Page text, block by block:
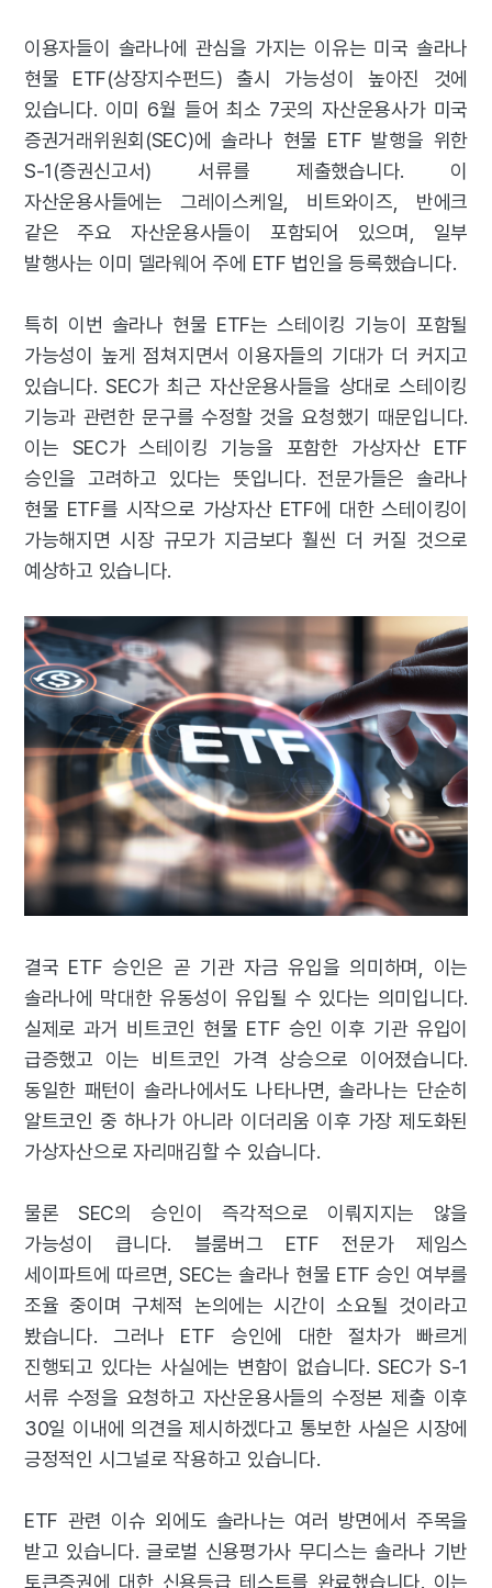
이용자들이 솔라나에 관심을 가지는 이유는 미국 솔라나
현물 ETF(상장지수펀드) 출시 가능성이 높아진 것에
있습니다. 이미 6월 들어 최소 7곳의 자산운용사가 미국
증권거래위원회(SEC)에 솔라나 현물 ETF 발행을 위한
S-1(증권신고서) 서류를 제출했습니다. 이
자산운용사들에는 그레이스케일, 비트와이즈, 반에크
같은 주요 자산운용사들이 포함되어 있으며, 일부
발행사는 이미 델라웨어 주에 ETF 법인을 등록했습니다.
특히 이번 솔라나 현물 ETF는 스테이킹 기능이 포함될
가능성이 높게 점쳐지면서 이용자들의 기대가 더 커지고
있습니다. SEC가 최근 자산운용사들을 상대로 스테이킹
기능과 관련한 문구를 수정할 것을 요청했기 때문입니다.
이는 SEC가 스테이킹 기능을 포함한 가상자산 ETF
승인을 고려하고 있다는 뜻입니다. 전문가들은 솔라나
현물 ETF를 시작으로 가상자산 ETF에 대한 스테이킹이
가능해지면 시장 규모가 지금보다 훨씬 더 커질 것으로
예상하고 있습니다.
결국 ETF 승인은 곧 기관 자금 유입을 의미하며, 이는
솔라나에 막대한 유동성이 유입될 수 있다는 의미입니다.
실제로 과거 비트코인 현물 ETF 승인 이후 기관 유입이
급증했고 이는 비트코인 가격 상승으로 이어졌습니다.
동일한 패턴이 솔라나에서도 나타나면, 솔라나는 단순히
알트코인 중 하나가 아니라 이더리움 이후 가장 제도화된
가상자산으로 자리매김할 수 있습니다.
물론 SEC의 승인이 즉각적으로 이뤄지지는 않을
가능성이 큽니다. 블룸버그 ETF 전문가 제임스
세이파트에 따르면, SEC는 솔라나 현물 ETF 승인 여부를
조율 중이며 구체적 논의에는 시간이 소요될 것이라고
봤습니다. 그러나 ETF 승인에 대한 절차가 빠르게
진행되고 있다는 사실에는 변함이 없습니다. SEC가 S-1
서류 수정을 요청하고 자산운용사들의 수정본 제출 이후
30일 이내에 의견을 제시하겠다고 통보한 사실은 시장에
긍정적인 시그널로 작용하고 있습니다.
ETF 관련 이슈 외에도 솔라나는 여러 방면에서 주목을
받고 있습니다. 글로벌 신용평가사 무디스는 솔라나 기반
토큰증권에 대한 신용등급 테스트를 완료했습니다. 이는